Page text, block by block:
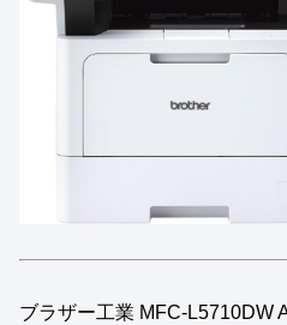
ブラザー工業 MFC-L5710DW